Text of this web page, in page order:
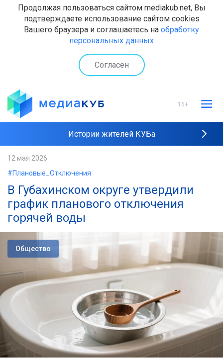
Продолжая пользоваться сайтом mediakub.net, Вы
подтверждаете использование сайтом cookies
Вашего браузера и соглашаетесь на обработку
персональных данных
Согласен
16+
Истории жителей КУБа
12 мая 2026
#Плановые_Отключения
В Губахинском округе утвердили
график планового отключения
горячей воды
Общество